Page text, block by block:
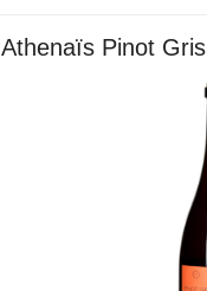
Athenaïs Pinot Gris